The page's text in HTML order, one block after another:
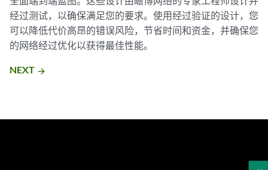
经过测试，以确保满足您的要求。使用经过验证的设计，您
可以降低代价高昂的错误风险，节省时间和资金，并确保您
的网络经过优化以获得最佳性能。
NEXT arrow_forward